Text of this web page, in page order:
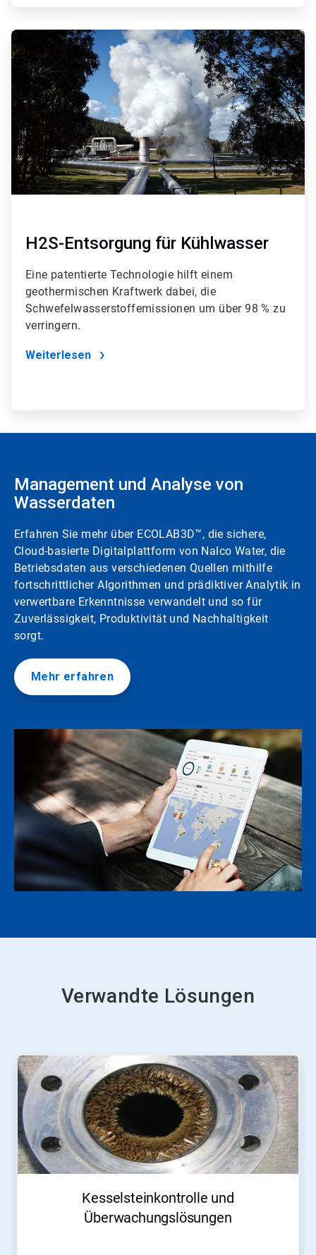
ArticleTile
4
von
H2S-Entsorgung für Kühlwasser
Eine patentierte Technologie hilft einem
geothermischen Kraftwerk dabei, die
Schwefelwasserstoffemissionen um über 98 % zu
verringern.
Weiterlesen
Management und Analyse von
Wasserdaten
Erfahren Sie mehr über ECOLAB3D™, die sichere,
Cloud-basierte Digitalplattform von Nalco Water, die
Betriebsdaten aus verschiedenen Quellen mithilfe
fortschrittlicher Algorithmen und prädiktiver Analytik in
verwertbare Erkenntnisse verwandelt und so für
Zuverlässigkeit, Produktivität und Nachhaltigkeit
sorgt.
Mehr erfahren
Verwandte Lösungen
Kesselsteinkontrolle und
Überwachungslösungen